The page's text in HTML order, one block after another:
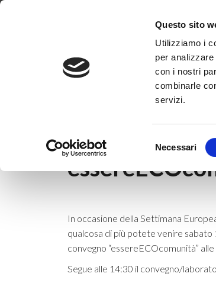
Questo sito
Utilizziamo i
per
con i nostri
combinarle
servizi.
del
Necessari
News & Eventi |
15 settembre 2022
In occasione della Settimana
qualcosa di più potete venire sabato
convegno “essereECOcomunità”
Segue alle 14:30 il convegno/